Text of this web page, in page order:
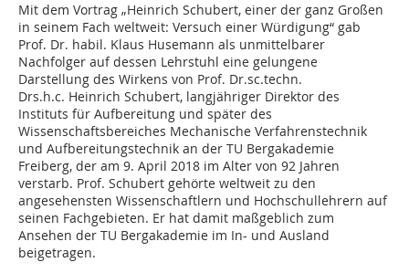
Mit dem Vortrag „Heinrich Schubert, einer der ganz Großen
in seinem Fach weltweit: Versuch einer Würdigung“ gab
Prof. Dr. habil. Klaus Husemann als unmittelbarer
Nachfolger auf dessen Lehrstuhl eine gelungene
Darstellung des Wirkens von Prof. Dr.sc.techn.
Drs.h.c. Heinrich Schubert, langjähriger Direktor des
Instituts für Aufbereitung und später des
Wissenschaftsbereiches Mechanische Verfahrenstechnik
und Aufbereitungstechnik an der TU Bergakademie
Freiberg, der am 9. April 2018 im Alter von 92 Jahren
verstarb. Prof. Schubert gehörte weltweit zu den
angesehensten Wissenschaftlern und Hochschullehrern auf
seinen Fachgebieten. Er hat damit maßgeblich zum
Ansehen der TU Bergakademie im In- und Ausland
beigetragen.